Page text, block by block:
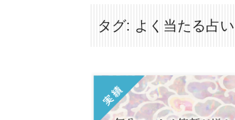
タグ: よく当たる占い